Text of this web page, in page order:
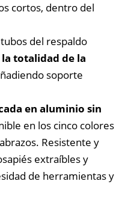
cortos, dentro del
del respaldo
la totalidad de la
soporte
en aluminio sin
en los cinco colores
Resistente y
extraíbles y
de herramientas y